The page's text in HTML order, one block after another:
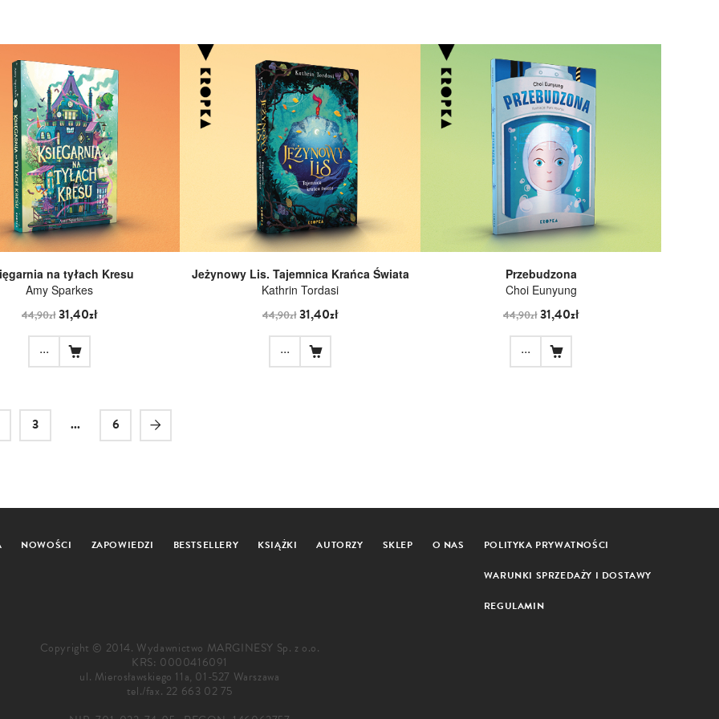
na tyłach Kresu
Amy Sparkes
44,90zł31,40zł
...
Jeżynowy Lis. Tajemnica Krańca Świata
Kathrin Tordasi
44,90zł31,40zł
...
Przebudzona
Choi Eunyung
44,90zł31,40zł
...
3 ... 6
NOWOŚCI ZAPOWIEDZI BESTSELLERY KSIĄŻKI AUTORZY SKLEP O NAS POLITYKA PRYWATNOŚCI
WARUNKI SPRZEDAŻY I DOSTAWY
REGULAMIN
Copyright © 2014. Wydawnictwo MARGINESY Sp. z o.o.
KRS: 0000416091
ul. Mierosławskiego 11a, 01-527 Warszawa
tel./fax. 22 663 02 75